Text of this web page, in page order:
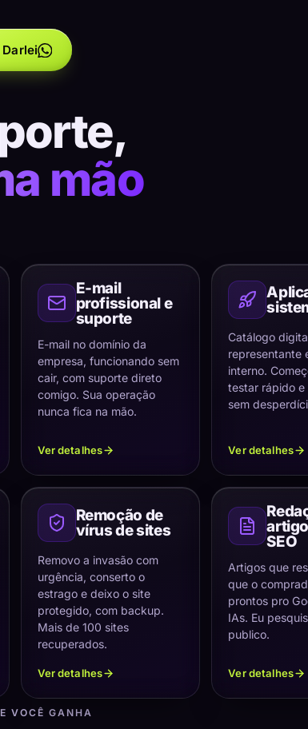
Darlei
mão
E-mail
profissional e
suporte
E-mail no domínio da
empresa, funcionando sem
cair, com suporte direto
comigo. Sua operação
nunca fica na mão.
Ver detalhes
Catálogo
representante
interno.
testar rápido
sem
Ver detalhes
Remoção de
vírus de sites
Removo a invasão com
urgência, conserto o
estrago e deixo o site
protegido, com backup.
Mais de 100 sites
recuperados.
Ver detalhes
SEO
Artigos que
que o
prontos pro
IAs. Eu
publico.
Ver detalhes
VOCÊ GANHA